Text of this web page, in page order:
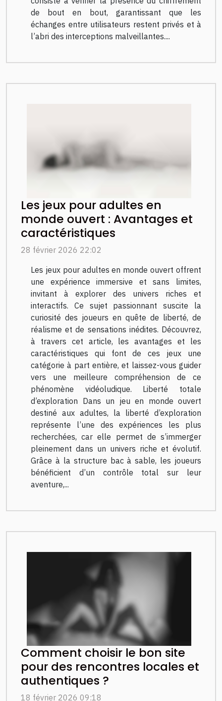
de bout en bout, garantissant que les
échanges entre utilisateurs restent privés et à
l’abri des interceptions malveillantes....
Les jeux pour adultes en
monde ouvert : Avantages et
caractéristiques
28 février 2026 22:02
Les jeux pour adultes en monde ouvert offrent
une expérience immersive et sans limites,
invitant à explorer des univers riches et
interactifs. Ce sujet passionnant suscite la
curiosité des joueurs en quête de liberté, de
réalisme et de sensations inédites. Découvrez,
à travers cet article, les avantages et les
caractéristiques qui font de ces jeux une
catégorie à part entière, et laissez-vous guider
vers une meilleure compréhension de ce
phénomène vidéoludique. Liberté totale
d’exploration Dans un jeu en monde ouvert
destiné aux adultes, la liberté d’exploration
représente l’une des expériences les plus
recherchées, car elle permet de s’immerger
pleinement dans un univers riche et évolutif.
Grâce à la structure bac à sable, les joueurs
bénéficient d’un contrôle total sur leur
aventure,...
Comment choisir le bon site
pour des rencontres locales et
authentiques ?
18 février 2026 09:18